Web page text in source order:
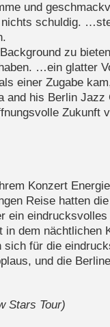
und
schuldig.
zu
…ein glatter
einer Zugabe
and his Berlin Jazz
Zukunft
Konzert
Reise hatten
ein
in dem nächtlichen
für die
und die
Stars Tour)